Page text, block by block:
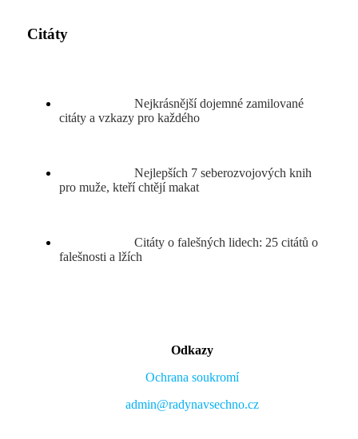
Citáty
Nejkrásnější dojemné zamilované
citáty a vzkazy pro každého
Nejlepších 7 seberozvojových knih
pro muže, kteří chtějí makat
Citáty o falešných lidech: 25 citátů o
falešnosti a lžích
Odkazy
Ochrana soukromí
admin@radynavsechno.cz